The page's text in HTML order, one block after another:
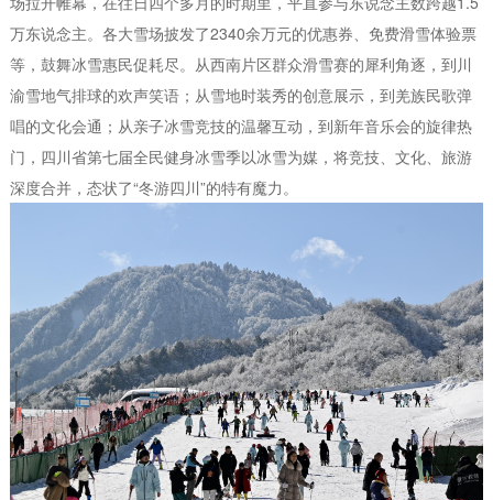
万东说念主。各大雪场披发了2340余万元的优惠券、免费滑雪体验票
等，鼓舞冰雪惠民促耗尽。从西南片区群众滑雪赛的犀利角逐，到川
渝雪地气排球的欢声笑语；从雪地时装秀的创意展示，到羌族民歌弹
唱的文化会通；从亲子冰雪竞技的温馨互动，到新年音乐会的旋律热
门，四川省第七届全民健身冰雪季以冰雪为媒，将竞技、文化、旅游
深度合并，态状了“冬游四川”的特有魔力。